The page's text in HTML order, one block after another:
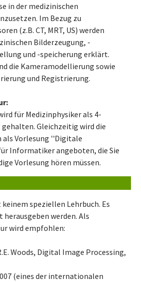
in der medizinischen
Im Bezug zu
(z.B. CT, MRT, US) werden
Bilderzeugung, -
und -speicherung erklärt.
die Kameramodellierung sowie
und Registrierung.
für Medizinphysiker als 4-
Gleichzeitig wird die
als Vorlesung ''Digitale
Informatiker angeboten, die Sie
Vorlesung hören müssen.
speziellen Lehrbuch. Es
werden. Als
wird empfohlen:
Woods, Digital Image Processing,
(eines der internationalen